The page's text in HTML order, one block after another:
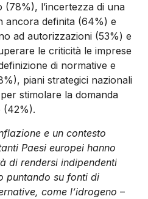
l’incertezza di una
ancora definita (64%) e
ad autorizzazioni (53%) e
le criticità le imprese
di normative e
piani strategici nazionali
stimolare la domanda
(42%).
e un contesto
Paesi europei hanno
di rendersi indipendenti
puntando su fonti di
come l’idrogeno –